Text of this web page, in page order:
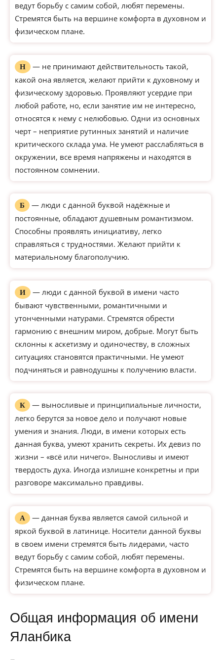
ведут борьбу с самим собой, любят перемены.
Стремятся быть на вершине комфорта в духовном и
физическом плане.
Н
— не принимают действительность такой,
какой она является, желают прийти к духовному и
физическому здоровью. Проявляют усердие при
любой работе, но, если занятие им не интересно,
относятся к нему с нелюбовью. Одни из основных
черт – неприятие рутинных занятий и наличие
критического склада ума. Не умеют расслабляться в
окружении, все время напряжены и находятся в
постоянном сомнении.
Б
— люди с данной буквой надёжные и
постоянные, обладают душевным романтизмом.
Способны проявлять инициативу, легко
справляться с трудностями. Желают прийти к
материальному благополучию.
И
— люди с данной буквой в имени часто
бывают чувственными, романтичными и
утонченными натурами. Стремятся обрести
гармонию с внешним миром, добрые. Могут быть
склонны к аскетизму и одиночеству, в сложных
ситуациях становятся практичными. Не умеют
подчиняться и равнодушны к получению власти.
К
— выносливые и принципиальные личности,
легко берутся за новое дело и получают новые
умения и знания. Люди, в имени которых есть
данная буква, умеют хранить секреты. Их девиз по
жизни – «всё или ничего». Выносливы и имеют
твердость духа. Иногда излишне конкретны и при
разговоре максимально правдивы.
А
— данная буква является самой сильной и
яркой буквой в латинице. Носители данной буквы
в своем имени стремятся быть лидерами, часто
ведут борьбу с самим собой, любят перемены.
Стремятся быть на вершине комфорта в духовном и
физическом плане.
Общая информация об имени
Яланбика